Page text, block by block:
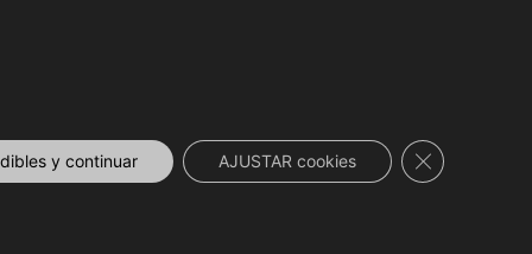
y continuar AJUSTAR cookies Cerrar el